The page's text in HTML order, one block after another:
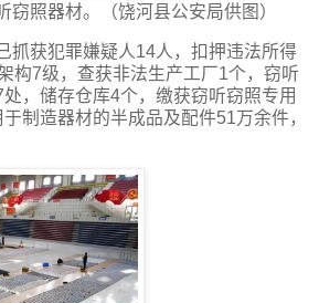
窃照器材。（饶河县公安局供图）
抓获犯罪嫌疑人14人，扣押违法所得
构7级，查获非法生产工厂1个，窃听
，储存仓库4个，缴获窃听窃照专用
制造器材的半成品及配件51万余件，